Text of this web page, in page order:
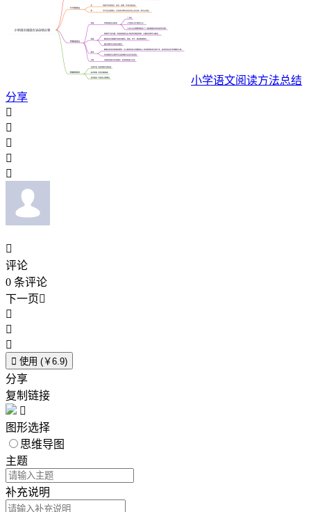
小学语文阅读方法总结
分享






评论
0 条评论
下一页



 使用 (￥6.9)
分享
复制链接

图形选择
思维导图
主题
补充说明